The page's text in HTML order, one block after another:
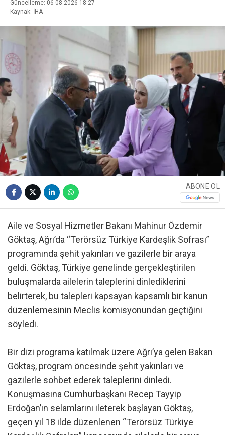
Güncelleme: 06-08-2026 18:27
Kaynak: İHA
ABONE OL
Aile ve Sosyal Hizmetler Bakanı Mahinur Özdemir
Göktaş, Ağrı’da “Terörsüz Türkiye Kardeşlik Sofrası”
programında şehit yakınları ve gazilerle bir araya
geldi. Göktaş, Türkiye genelinde gerçekleştirilen
buluşmalarda ailelerin taleplerini dinlediklerini
belirterek, bu talepleri kapsayan kapsamlı bir kanun
düzenlemesinin Meclis komisyonundan geçtiğini
söyledi.
Bir dizi programa katılmak üzere Ağrı’ya gelen Bakan
Göktaş, program öncesinde şehit yakınları ve
gazilerle sohbet ederek taleplerini dinledi.
Konuşmasına Cumhurbaşkanı Recep Tayyip
Erdoğan’ın selamlarını ileterek başlayan Göktaş,
geçen yıl 18 ilde düzenlenen “Terörsüz Türkiye